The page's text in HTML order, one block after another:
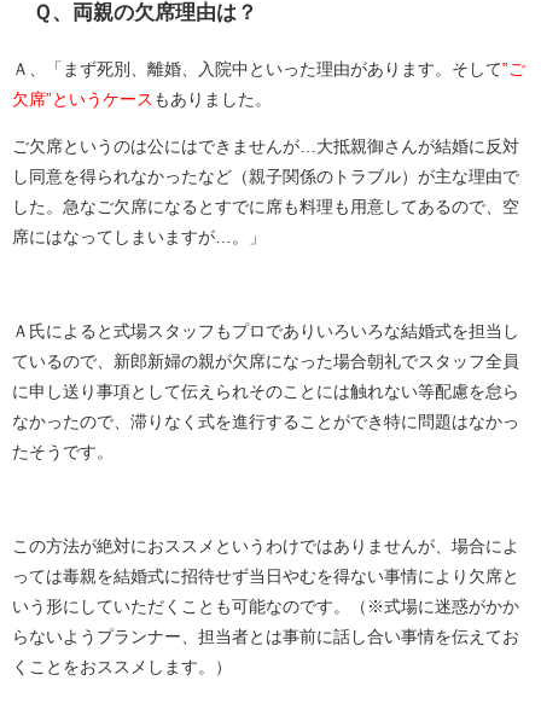
Ｑ、両親の欠席理由は？
Ａ、「まず死別、離婚、入院中といった理由があります。そして‟ご
欠席”というケース もありました。
ご欠席というのは公にはできませんが…大抵親御さんが結婚に反対
し同意を得られなかったなど（親子関係のトラブル）が主な理由で
した。急なご欠席になるとすでに席も料理も用意してあるので、空
席にはなってしまいますが…。」
Ａ氏によると式場スタッフもプロでありいろいろな結婚式を担当し
ているので、新郎新婦の親が欠席になった場合朝礼でスタッフ全員
に申し送り事項として伝えられそのことには触れない等配慮を怠ら
なかったので、滞りなく式を進行することができ特に問題はなかっ
たそうです。
この方法が絶対におススメというわけではありませんが、場合によ
っては毒親を結婚式に招待せず当日やむを得ない事情により欠席と
いう形にしていただくことも可能なのです。（※式場に迷惑がかか
らないようプランナー、担当者とは事前に話し合い事情を伝えてお
くことをおススメします。）